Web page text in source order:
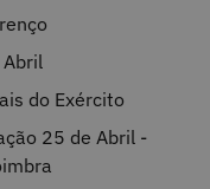
do Exército
25 de Abril -